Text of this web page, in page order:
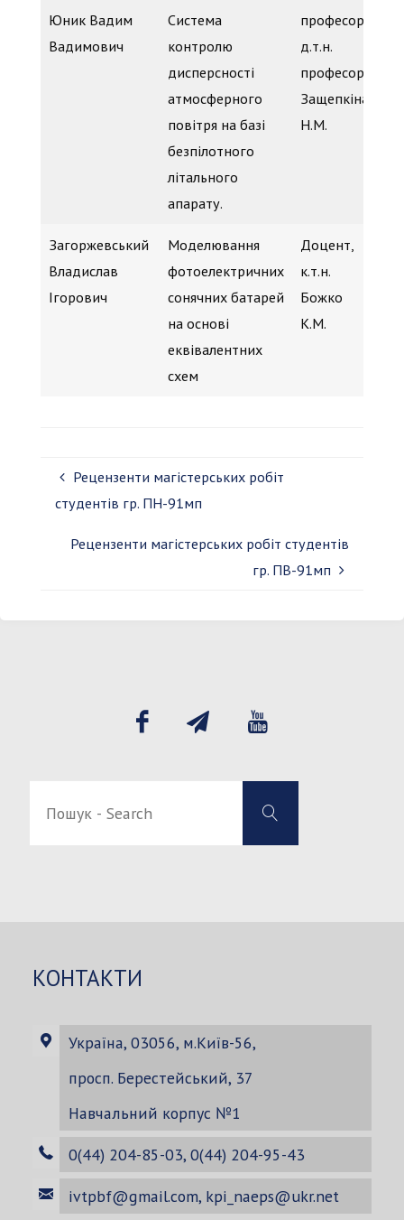
Юник Вадим
Вадимович
Система
контролю
дисперсності
атмосферного
повітря на базі
безпілотного
літального
апарату.
професор
д.т.н.
професор
Защепкіна
Н.М.
Загоржевський
Владислав
Ігорович
Моделювання
фотоелектричних
сонячних батарей
на основі
еквівалентних
схем
Доцент,
к.т.н.
Божко
К.М.
Рецензенти магістерських робіт
студентів гр. ПН-91мп
Рецензенти магістерських робіт студентів
гр. ПВ-91мп
Search
Пошук
Search
КОНТАКТИ
Україна, 03056, м.Київ-56,
просп. Берестейський, 37
Навчальний корпус №1
0(44) 204-85-03, 0(44) 204-95-43
ivtpbf@gmail.com, kpi_naeps@ukr.net